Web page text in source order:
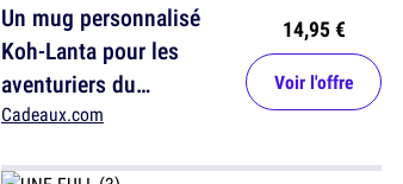
Un mug personnalisé
Koh-Lanta pour les
aventuriers du
quotidien
Cadeaux.com
14,95 €
Voir l'offre